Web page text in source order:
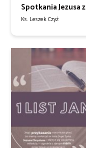
Spotkania Jezusa
Ks. Leszek Czyż